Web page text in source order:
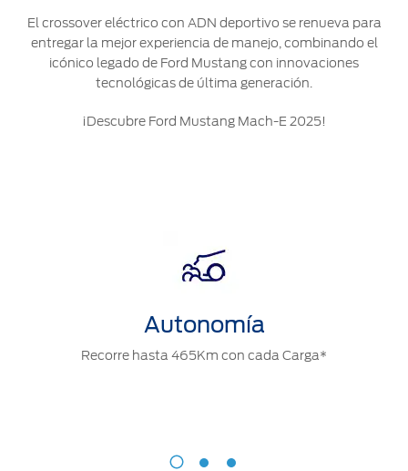
Localiza un
Distribuidor
Seminuevos
Técnico
SYNC®
El crossover eléctrico con ADN deportivo se renueva para
entregar la mejor experiencia de manejo, combinando el
icónico legado de Ford Mustang con innovaciones
tecnológicas de última generación.
¡Descubre Ford Mustang Mach-E 2025!
Autonomía
Recorre hasta 465Km con cada Carga*